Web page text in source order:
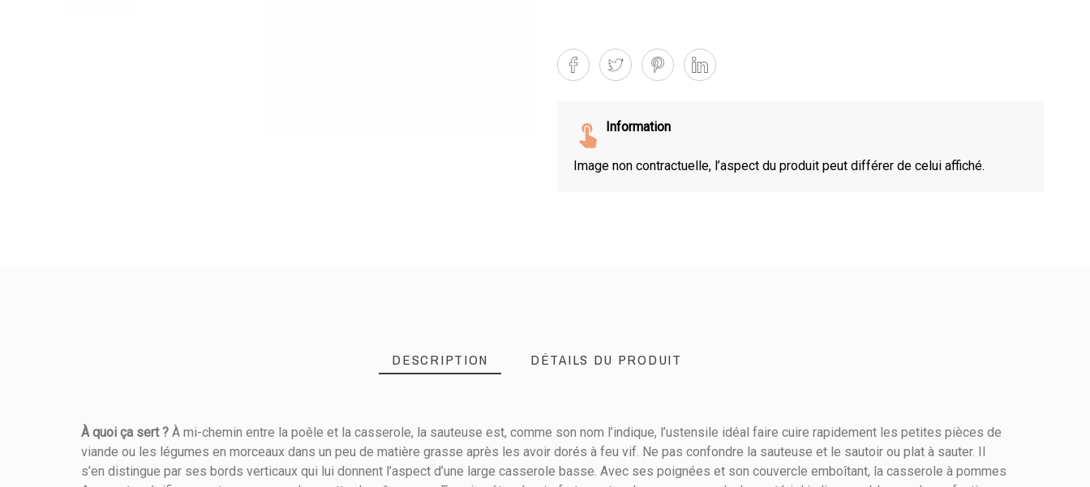
Information
Image non contractuelle, l’aspect du produit peut différer de celui affiché.
DESCRIPTION DÉTAILS DU PRODUIT
À quoi ça sert ? À mi-chemin entre la poêle et la casserole, la sauteuse est, comme son nom l’indique, l’ustensile idéal faire cuire rapidement les petites pièces de
viande ou les légumes en morceaux dans un peu de matière grasse après les avoir dorés à feu vif. Ne pas confondre la sauteuse et le sautoir ou plat à sauter. Il
s’en distingue par ses bords verticaux qui lui donnent l’aspect d’une large casserole basse. Avec ses poignées et son couvercle emboîtant, la casserole à pommes
Référence078080200